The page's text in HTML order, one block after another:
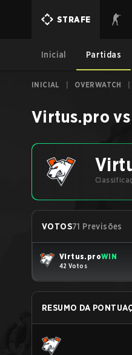
STRAFE
Inicial Partidas
INICIAL OVERWATCH
Virtus.pro vs
VOTOS71 Previsões
Virtus.proWIN
42 Votos
RESUMO DA